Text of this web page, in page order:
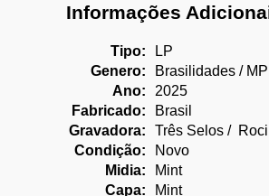
Informações
Tipo:
LP
Genero:
Brasilidades /
Ano:
2025
Fabricado:
Brasil
Gravadora:
Três Selos /
Condição:
Novo
Midia:
Mint
Capa:
Mint